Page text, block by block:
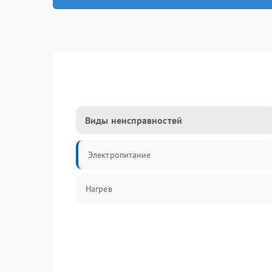
Виды неисправностей
Электропитание
Нагрев